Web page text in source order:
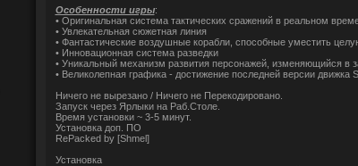
Особенности игры:
• Оригинальная система тактических сражений в реальном
• Увлекательная сюжетная линия
• Фантастические воздушные корабли, способные уместить
• Инновационная система разведки
• Уникальный механизм развития персонажей, изменяющийся в
• Великолепная графика - достижение последней версии движка
Ничего не вырезано / Ничего не Перекодировано.
Запуск через Ярлыки на Раб.Столе.
Время установки ~ 3-5 минут.
Установка доп. ПО
RePacked by [Shmel]
Установка